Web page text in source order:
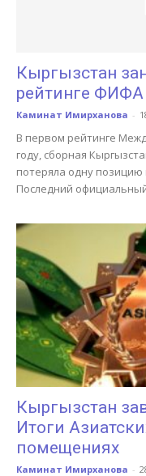
Кыргызстан
рейтинге ФИФА
Каминат Имирханова -
В первом рейтинге
году, сборная
потеряла одну
Последний
Кыргызстан
Итоги
помещениях
Каминат Имирханова -